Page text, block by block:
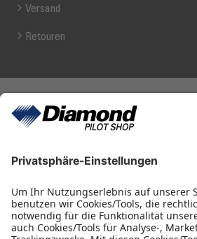
Versand
Retouren
Diamond Pilot Shop
Ferdinand-Graf-von-Zeppelin-Straße 1
+43 2622 26700 1100
Öffnungszeiten